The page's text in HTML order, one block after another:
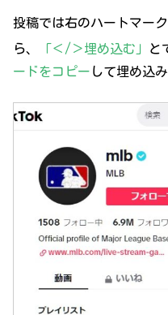
投稿では右のハートマー
ら、
「＜/＞埋め込む」 と
ードをコピー して埋め込み